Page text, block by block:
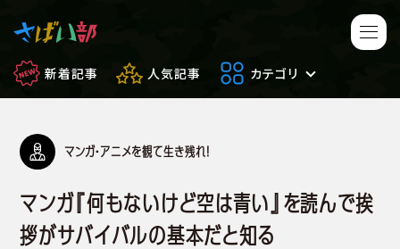
新着記事 人気記事 カテゴリ
マンガ・アニメ
ゲーム 日常のサバイバル
マンガ・アニメを観て生き残れ！
マンガ『何もないけど空は青い』を読んで挨
拶がサバイバルの基本だと知る